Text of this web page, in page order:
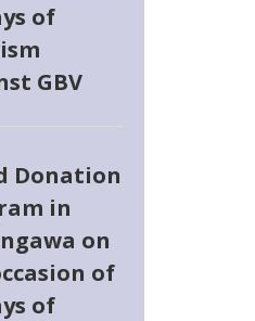
of
GBV
Donation
in
on
of
of